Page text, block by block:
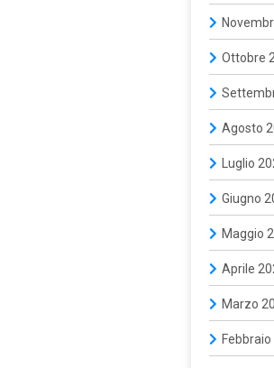
Ottobre
Agosto
Luglio
Giugno
Maggio
Aprile
Marzo